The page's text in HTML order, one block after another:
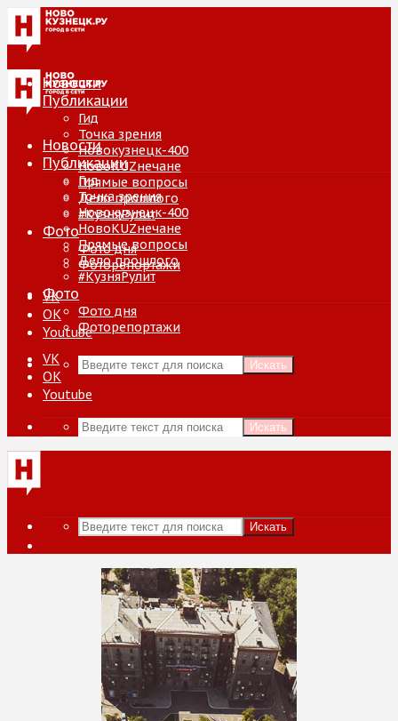
Новости
Публикации
Гид
Точка зрения
Новокузнецк-400
НовоKUZнечане
Прямые вопросы
Дело прошлого
#КузняРулит
Фото
Фото дня
Фоторепортажи
VK
ОК
Youtube
Искать
Новости
Публикации
Гид
Точка зрения
Новокузнецк-400
НовоKUZнечане
Прямые вопросы
Дело прошлого
#КузняРулит
Фото
Фото дня
Фоторепортажи
VK
ОК
Youtube
Искать
Искать